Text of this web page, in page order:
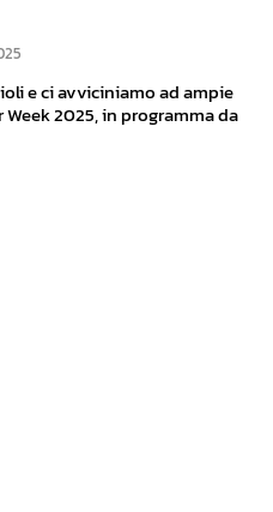
e ci avviciniamo ad ampie
2025, in programma da